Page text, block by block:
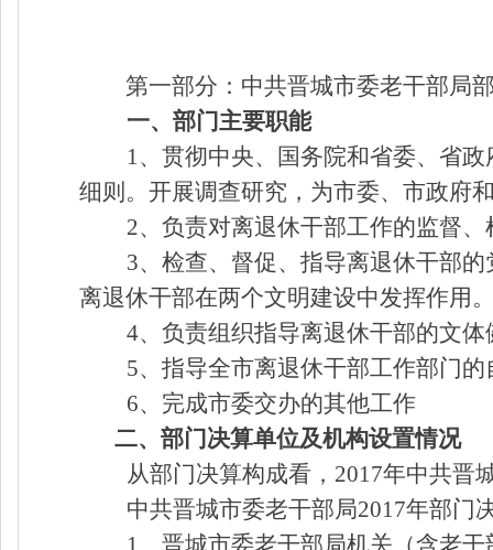
第一部分：中共晋城市委老干部局
一、 部门主要职能
1、贯彻中央、国务院和省委、省
细则。开展调查研究，为市委、市政府
2、负责对离退休干部工作的监督
3、检查、督促、指导离退休干部
离退休干部在两个文明建设中发挥作用
4、负责组织指导离退休干部的文
5、指导全市离退休干部工作部门的
6、完成市委交办的其他工作
二、部门决算单位及机构设置情况
从部门决算构成看，2017年中共晋
中共晋城市委老干部局2017年部门
1、晋城市委老干部局机关（含老